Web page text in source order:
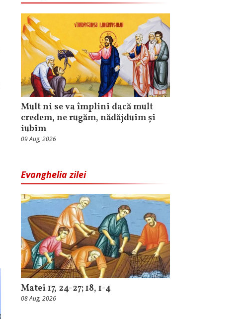
Mult ni se va împlini dacă mult
credem, ne rugăm, nădăjduim și
iubim
09 Aug, 2026
Evanghelia zilei
Matei 17, 24-27; 18, 1-4
08 Aug, 2026